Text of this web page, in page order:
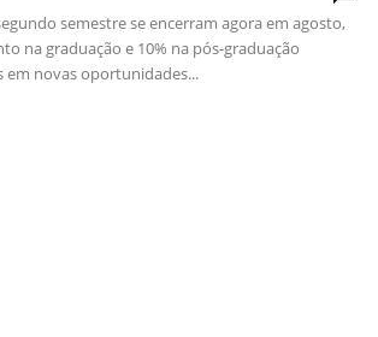
semestre se encerram agora em agosto,
na graduação e 10% na pós-graduação
em novas oportunidades...